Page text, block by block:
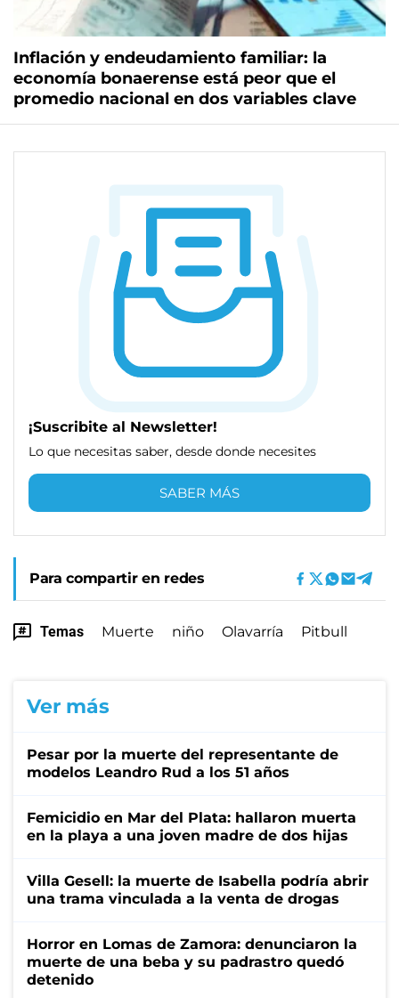
Inflación y endeudamiento familiar: la
economía bonaerense está peor que el
promedio nacional en dos variables clave
¡Suscribite al Newsletter!
Lo que necesitas saber, desde donde necesites
SABER MÁS
Para compartir en redes
Temas Muerte niño Olavarría Pitbull
Ver más
Pesar por la muerte del representante de
modelos Leandro Rud a los 51 años
Femicidio en Mar del Plata: hallaron muerta
en la playa a una joven madre de dos hijas
Villa Gesell: la muerte de Isabella podría abrir
una trama vinculada a la venta de drogas
Horror en Lomas de Zamora: denunciaron la
muerte de una beba y su padrastro quedó
detenido